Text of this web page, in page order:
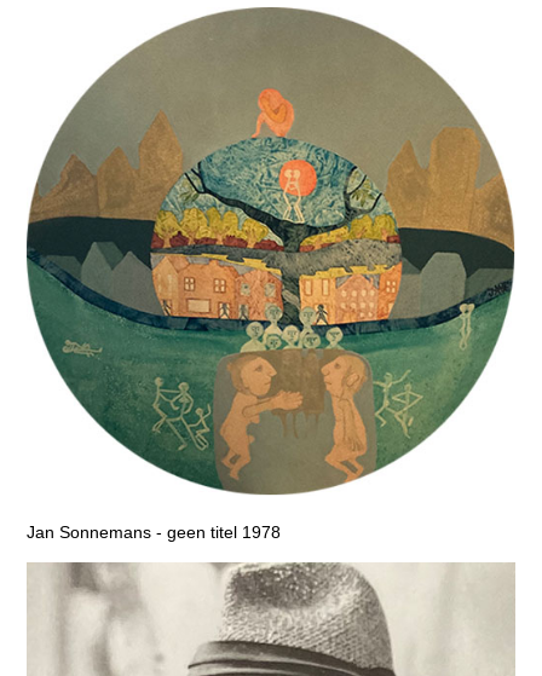
Jan Sonnemans - geen titel 1978